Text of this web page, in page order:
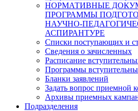
НОРМАТИВНЫЕ
ПРОГРАММЫ
НАУЧНО-
АСПИРАНТУРЕ
Списки поступающих и
Сведения о зачисленных
Расписание
Программы
Бланки заявлений
Задать вопрос приемной
Архивы приемных
Подразделения